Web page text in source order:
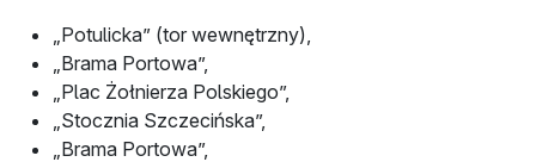
„Potulicka” (tor wewnętrzny),
„Brama Portowa”,
„Plac Żołnierza Polskiego”,
„Stocznia Szczecińska”,
„Brama Portowa”,